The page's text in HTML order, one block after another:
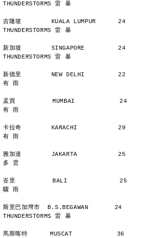
THUNDERSTORMS 雷 暴
吉隆坡        KUALA LUMPUR      24
THUNDERSTORMS 雷 暴
新加坡        SINGAPORE         24
THUNDERSTORMS 雷 暴
新德里        NEW DELHI         22
有 雨
孟買          MUMBAI            24
有 雨
卡拉奇        KARACHI           29
有 雨
雅加達        JAKARTA           25
多 雲
峇里          BALI              25
驟 雨
斯里巴加灣市  B.S.BEGAWAN       24
THUNDERSTORMS 雷 暴
馬斯喀特      MUSCAT            36